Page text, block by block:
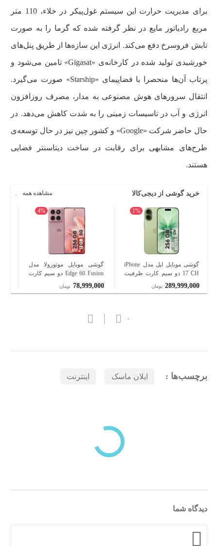
برای مدیریت حرارت این سیستم غول‌پیکر در خلاء، 110 متر
مربع رادیاتور مایع در نظر گرفته شده که گرما را به صورت
تابش فروسرخ دفع می‌کند. انرژی این سازه‌ها از طریق پنل‌های
خورشیدی تولید شده در کارخانه‌ی «Gigasat» تامین می‌شود و
پرتاب آن‌ها منحصرا با فضاپیمای «Starship» صورت می‌گیرد.
انتقال سرورهای هوش مصنوعی به مدار، مصرف روزافزون
انرژی و آب در تاسیسات زمینی را به شدت کاهش می‌دهد. در
حال حاضر شرکت «Google» و کشور چین نیز در حال توسعه‌ی
طرح‌های مشابهی برای رقابت در ساخت دیتاسنتر فضایی
هستند.
خرید گوشی از دیجی‌کالا مشاهده همه
1%
گوشی موبایل اپل مدل iPhone
17 CH دو سیم کارت ظرفیت
نات اکتیو
289,999,000 تومان
4%
گوشی موبایل موتورولا مدل
Edge 60 Fusion دو سیم کارت
گیگابایت
78,999,000 تومان
۰
برچسب‌ها : ایلان ماسک اینترنت
دسته‌بندی‌های منتخب برای شما
دیدگاه شما